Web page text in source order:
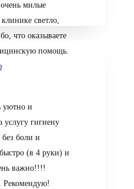
милые
светло,
что оказываете
помощь.
уютно и
услугу гигиену
боли и
(в 4 руки) и
важно!!!!
Рекомендую!